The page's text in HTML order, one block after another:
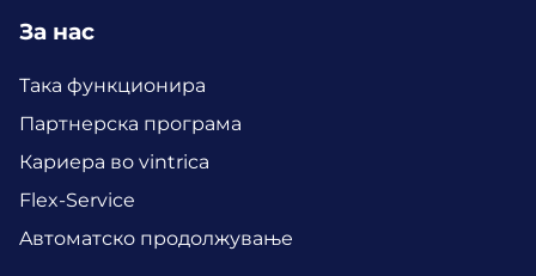
За нас
Така функционира
Партнерска програма
Кариера во vintrica
Flex-Service
Aвтоматско продолжување